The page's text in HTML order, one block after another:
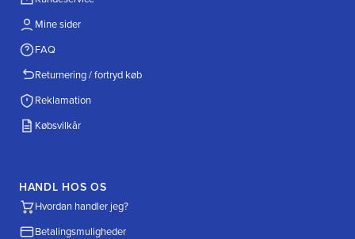
Mine sider
FAQ
Returnering / fortryd køb
Reklamation
Købsvilkår
HANDL HOS OS
Hvordan handler jeg?
Betalingsmuligheder